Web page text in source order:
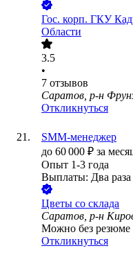
Гос. корп. ГКУ
Области
3.5
•
7 отзывов
Саратов, р-н
Откликнуться
SMM-менеджер
до 60 000 ₽ за
Опыт 1-3 года
Выплаты: Два раза
Цветы со склада
Саратов, р-н
Можно без резюме
Откликнуться